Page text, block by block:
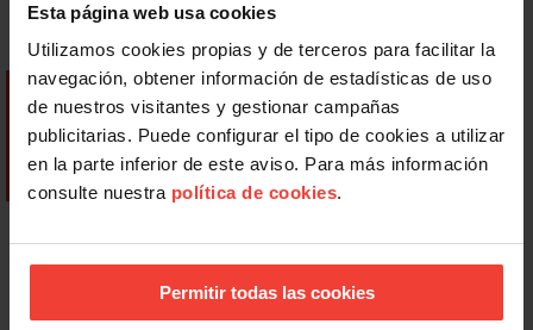
Esta página web usa cookies
Utilizamos cookies propias y de terceros para facilitar la
navegación, obtener información de estadísticas de uso
de nuestros visitantes y gestionar campañas
publicitarias. Puede configurar el tipo de cookies a utilizar
en la parte inferior de este aviso. Para más información
consulte nuestra política de cookies.
Permitir todas las cookies